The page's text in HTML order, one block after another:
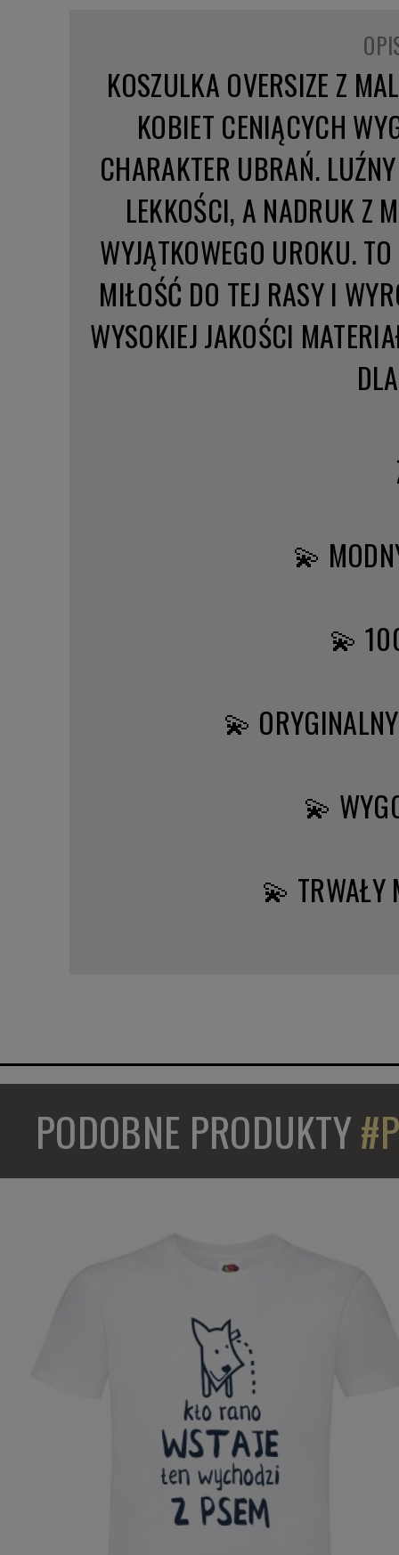
KOSZULKA OVERSIZE Z
KOBIET CENIĄCYCH
CHARAKTER UBRAŃ.
LEKKOŚCI, A NADRUK Z
WYJĄTKOWEGO UROKU.
MIŁOŚĆ DO TEJ RASY I
WYSOKIEJ JAKOŚCI
💫
💫
💫
💫
💫 TRWAŁY
PODOBNE PRODUKTY